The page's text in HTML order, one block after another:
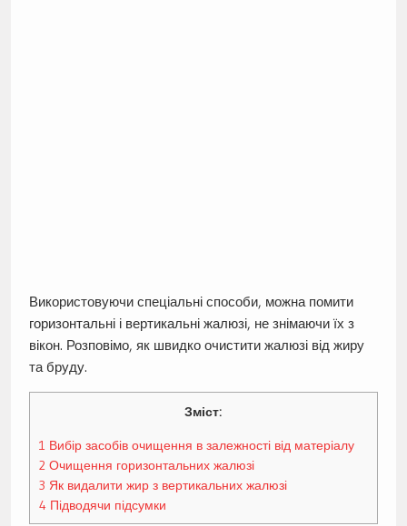
Використовуючи спеціальні способи, можна помити
горизонтальні і вертикальні жалюзі, не знімаючи їх з
вікон. Розповімо, як швидко очистити жалюзі від жиру
та бруду.
Зміст:
1 Вибір засобів очищення в залежності від матеріалу
2 Очищення горизонтальних жалюзі
3 Як видалити жир з вертикальних жалюзі
4 Підводячи підсумки